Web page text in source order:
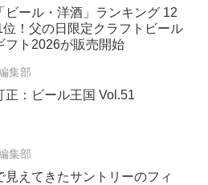
ビール・洋酒」ランキング 12
！父の日限定クラフトビール
フト2026が販売開始
集部
正：ビール王国 Vol.51
集部
見えてきたサントリーのフィ